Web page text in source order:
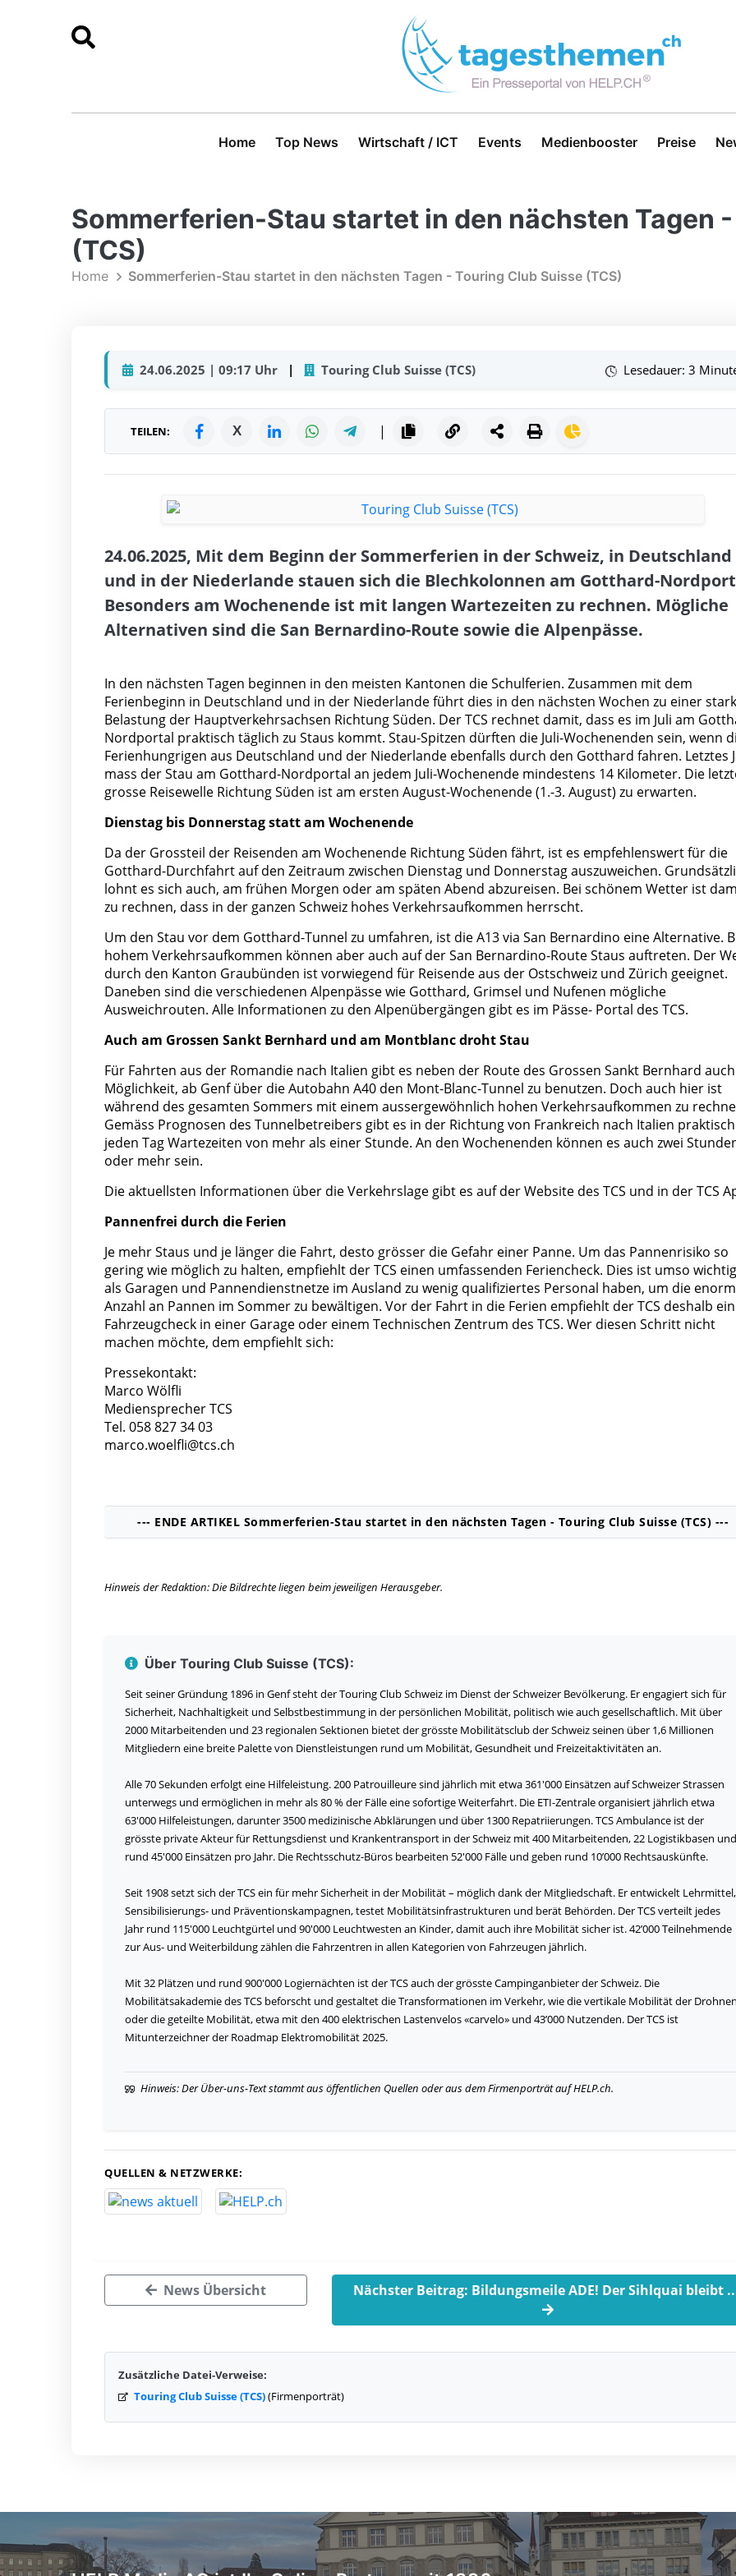
Home Top News Wirtschaft / ICT Events Medienbooster Preise
Sommerferien-Stau startet in den nächsten Tagen
(TCS)
Home Sommerferien-Stau startet in den nächsten Tagen - Touring Club Suisse (TCS)
24.06.2025 | 09:17 Uhr | Touring Club Suisse (TCS) Lesedauer: 3
TEILEN: X |
24.06.2025, Mit dem Beginn der Sommerferien in der Schweiz, in Deutschland
und in der Niederlande stauen sich die Blechkolonnen am Gotthard-
Besonders am Wochenende ist mit langen Wartezeiten zu rechnen. Mögliche
Alternativen sind die San Bernardino-Route sowie die Alpenpässe.
In den nächsten Tagen beginnen in den meisten Kantonen die Schulferien. Zusammen mit dem
Ferienbeginn in Deutschland und in der Niederlande führt dies in den nächsten Wochen zu einer
Belastung der Hauptverkehrsachsen Richtung Süden. Der TCS rechnet damit, dass es im Juli am
Nordportal praktisch täglich zu Staus kommt. Stau-Spitzen dürften die Juli-Wochenenden sein, wenn
Ferienhungrigen aus Deutschland und der Niederlande ebenfalls durch den Gotthard fahren. Letztes
mass der Stau am Gotthard-Nordportal an jedem Juli-Wochenende mindestens 14 Kilometer. Die
grosse Reisewelle Richtung Süden ist am ersten August-Wochenende (1.-3. August) zu erwarten.
Dienstag bis Donnerstag statt am Wochenende
Da der Grossteil der Reisenden am Wochenende Richtung Süden fährt, ist es empfehlenswert für die
Gotthard-Durchfahrt auf den Zeitraum zwischen Dienstag und Donnerstag auszuweichen.
lohnt es sich auch, am frühen Morgen oder am späten Abend abzureisen. Bei schönem Wetter ist
zu rechnen, dass in der ganzen Schweiz hohes Verkehrsaufkommen herrscht.
Um den Stau vor dem Gotthard-Tunnel zu umfahren, ist die A13 via San Bernardino eine Alternative.
hohem Verkehrsaufkommen können aber auch auf der San Bernardino-Route Staus auftreten. Der
durch den Kanton Graubünden ist vorwiegend für Reisende aus der Ostschweiz und Zürich geeignet.
Daneben sind die verschiedenen Alpenpässe wie Gotthard, Grimsel und Nufenen mögliche
Ausweichrouten. Alle Informationen zu den Alpenübergängen gibt es im Pässe- Portal des TCS.
Auch am Grossen Sankt Bernhard und am Montblanc droht Stau
Für Fahrten aus der Romandie nach Italien gibt es neben der Route des Grossen Sankt Bernhard
Möglichkeit, ab Genf über die Autobahn A40 den Mont-Blanc-Tunnel zu benutzen. Doch auch hier ist
während des gesamten Sommers mit einem aussergewöhnlich hohen Verkehrsaufkommen zu
Gemäss Prognosen des Tunnelbetreibers gibt es in der Richtung von Frankreich nach Italien praktisch
jeden Tag Wartezeiten von mehr als einer Stunde. An den Wochenenden können es auch zwei
oder mehr sein.
Die aktuellsten Informationen über die Verkehrslage gibt es auf derWebsite des TCS und in derTCS
Pannenfrei durch die Ferien
Je mehr Staus und je länger die Fahrt, desto grösser die Gefahr einer Panne. Um das Pannenrisiko so
gering wie möglich zu halten, empfiehlt der TCS einen umfassenden Feriencheck. Dies ist umso
als Garagen und Pannendienstnetze im Ausland zu wenig qualifiziertes Personal haben, um die
Anzahl an Pannen im Sommer zu bewältigen. Vor der Fahrt in die Ferien empfiehlt der TCS deshalb
Fahrzeugcheck in einer Garage oder einem Technischen Zentrum des TCS. Wer diesen Schritt nicht
machen möchte, dem empfiehlt sich:
Pressekontakt:
Marco Wölfli
Mediensprecher TCS
Tel. 058 827 34 03
marco.woelfli@tcs.ch
--- ENDE ARTIKEL Sommerferien-Stau startet in den nächsten Tagen - Touring Club Suisse (TCS) ---
Hinweis der Redaktion: Die Bildrechte liegen beim jeweiligen Herausgeber.
Über Touring Club Suisse (TCS):
Seit seiner Gründung 1896 in Genf steht der Touring Club Schweiz im Dienst der Schweizer Bevölkerung. Er engagiert sich für
Sicherheit, Nachhaltigkeit und Selbstbestimmung in der persönlichen Mobilität, politisch wie auch gesellschaftlich. Mit über
2000 Mitarbeitenden und 23 regionalen Sektionen bietet der grösste Mobilitätsclub der Schweiz seinen über 1,6 Millionen
Mitgliedern eine breite Palette von Dienstleistungen rund um Mobilität, Gesundheit und Freizeitaktivitäten an.
Alle 70 Sekunden erfolgt eine Hilfeleistung. 200 Patrouilleure sind jährlich mit etwa 361'000 Einsätzen auf Schweizer Strassen
unterwegs und ermöglichen in mehr als 80 % der Fälle eine sofortige Weiterfahrt. Die ETI-Zentrale organisiert jährlich etwa
63'000 Hilfeleistungen, darunter 3500 medizinische Abklärungen und über 1300 Repatriierungen. TCS Ambulance ist der
grösste private Akteur für Rettungsdienst und Krankentransport in der Schweiz mit 400 Mitarbeitenden, 22 Logistikbasen und
rund 45'000 Einsätzen pro Jahr. Die Rechtsschutz-Büros bearbeiten 52'000 Fälle und geben rund 10’000 Rechtsauskünfte.
Seit 1908 setzt sich der TCS ein für mehr Sicherheit in der Mobilität – möglich dank der Mitgliedschaft. Er entwickelt Lehrmittel,
Sensibilisierungs- und Präventionskampagnen, testet Mobilitätsinfrastrukturen und berät Behörden. Der TCS verteilt jedes
Jahr rund 115'000 Leuchtgürtel und 90'000 Leuchtwesten an Kinder, damit auch ihre Mobilität sicher ist. 42’000 Teilnehmende
zur Aus- und Weiterbildung zählen die Fahrzentren in allen Kategorien von Fahrzeugen jährlich.
Mit 32 Plätzen und rund 900'000 Logiernächten ist der TCS auch der grösste Campinganbieter der Schweiz. Die
Mobilitätsakademie des TCS beforscht und gestaltet die Transformationen im Verkehr, wie die vertikale Mobilität der
oder die geteilte Mobilität, etwa mit den 400 elektrischen Lastenvelos «carvelo» und 43’000 Nutzenden. Der TCS ist
Mitunterzeichner der Roadmap Elektromobilität 2025.
Hinweis: Der Über-uns-Text stammt aus öffentlichen Quellen oder aus dem Firmenporträt auf HELP.ch.
QUELLEN & NETZWERKE:
News Übersicht Nächster Beitrag: Bildungsmeile ADE! Der Sihlquai bleibt
Zusätzliche Datei-Verweise:
Touring Club Suisse (TCS)(Firmenporträt)